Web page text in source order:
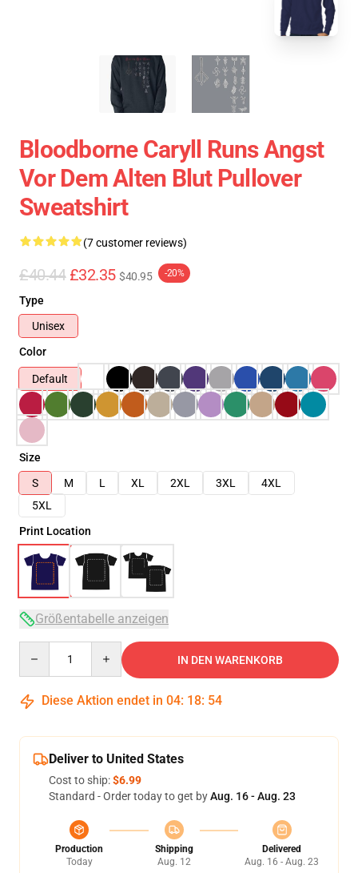
Bloodborne Caryll Runs Angst
Vor Dem Alten Blut Pullover
Sweatshirt
(7 customer reviews)
£40.44 £32.35 $40.95 -20%
Type
Unisex
Color
Default
Size
S
M L XL 2XL 3XL
4XL
5XL
Print Location
Größentabelle anzeigen
IN DEN WARENKORB
Diese Aktion endet in 04: 18: 54
Deliver to United States
Cost to ship:$6.99
Standard - Order today to get byAug. 16 - Aug. 23
Production
Today
Shipping
Aug. 12
Delivered
Aug. 16 - Aug. 23